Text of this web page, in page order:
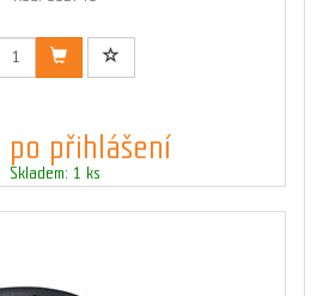
po přihlášení
Skladem: 1 ks